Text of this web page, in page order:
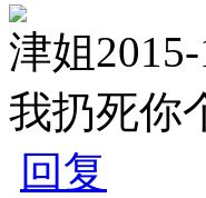
津姐
我扔死你
回复